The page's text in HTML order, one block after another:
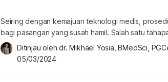
Seiring dengan kemajuan teknologi medis,
bagi pasangan yang susah hamil. Salah satu
ini adalah kultur blastokista. Apa yang dimaksud dengan blastokista? Apa
manfaat dari tahapan ini? Mari simak pembahasan
tahapan perkembangan embrio manusia yang
Ditinjau oleh dr. Mikhael Yosia, BMedSci,
05/03/2024